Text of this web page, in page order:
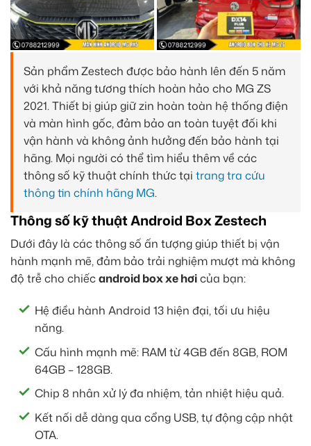
Sản phẩm Zestech được bảo hành lên đến 5 năm
với khả năng tương thích hoàn hảo cho MG ZS
2021. Thiết bị giúp giữ zin hoàn toàn hệ thống điện
và màn hình gốc, đảm bảo an toàn tuyệt đối khi
vận hành và không ảnh hưởng đến bảo hành tại
hãng. Mọi người có thể tìm hiểu thêm về các
thông số kỹ thuật chính thức tại trang tra cứu
thông tin chính hãng MG.
Thông số kỹ thuật Android Box Zestech
Dưới đây là các thông số ấn tượng giúp thiết bị vận
hành mạnh mẽ, đảm bảo trải nghiệm mượt mà không
độ trễ cho chiếcandroid box xe hơicủa bạn:
Hệ điều hành Android 13 hiện đại, tối ưu hiệu
năng.
Cấu hình mạnh mẽ: RAM từ 4GB đến 8GB, ROM
64GB – 128GB.
Chip 8 nhân xử lý đa nhiệm, tản nhiệt hiệu quả.
Kết nối dễ dàng qua cổng USB, tự động cập nhật
OTA.